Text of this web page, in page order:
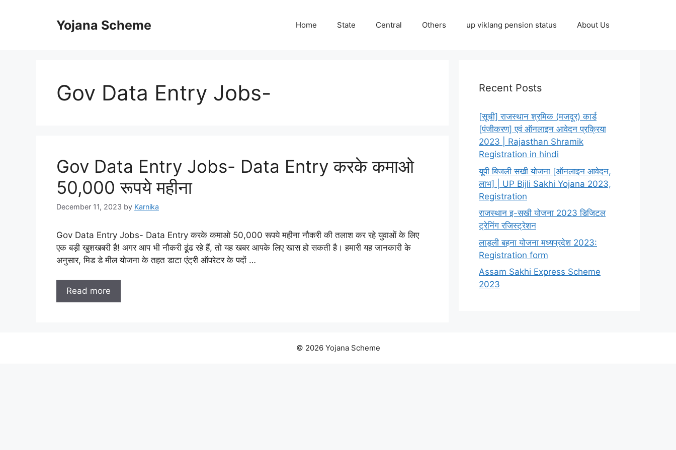
Yojana Scheme Home State Central Others up viklang pension status About Us
Gov Data Entry Jobs-
Gov Data Entry Jobs- Data Entry करके कमाओ
50,000 रूपये महीना
December 11, 2023 by Karnika
Gov Data Entry Jobs- Data Entry करके कमाओ 50,000 रूपये महीना नौकरी की तलाश कर रहे युवाओं के लिए
एक बड़ी खुशखबरी है! अगर आप भी नौकरी ढूंढ रहे हैं, तो यह खबर आपके लिए खास हो सकती है। हमारी यह जानकारी के
अनुसार, मिड डे मील योजना के तहत डाटा एंट्री ऑपरेटर के पदों …
Read more
Recent Posts
[सूची] राजस्थान श्रमिक (मजदूर) कार्ड
[पंजीकरण] एवं ऑनलाइन आवेदन प्रक्रिया
2023 | Rajasthan Shramik
Registration in hindi
यूपी बिजली सखी योजना [ऑनलाइन आवेदन,
लाभ] | UP Bijli Sakhi Yojana 2023,
Registration
राजस्थान इ-सखी योजना 2023 डिजिटल
ट्रेनिंग रजिस्ट्रेशन
लाड़ली बहना योजना मध्यप्रदेश 2023:
Registration form
Assam Sakhi Express Scheme
2023
© 2026 Yojana Scheme